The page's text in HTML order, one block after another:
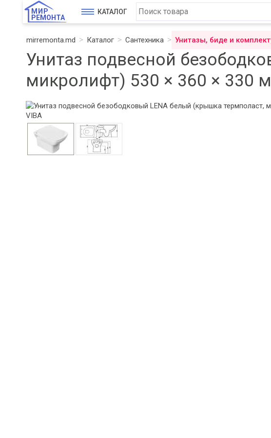
МИР
РЕМОНТА
КАТАЛОГ
mirremonta.md Каталог Сантехника Унитазы, биде и
Унитаз подвесной
микролифт) 530 × 360 × 330